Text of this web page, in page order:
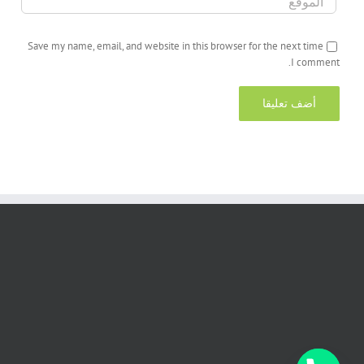
Save my name, email, and website in this browser for the next time
I comment.